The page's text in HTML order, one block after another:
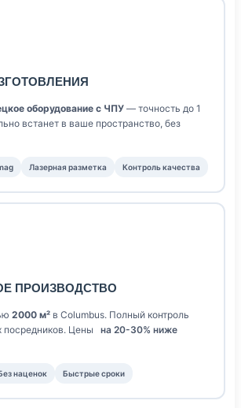
оборудование с ЧПУ — точность до 1
встанет в ваше пространство, без
Лазерная разметка Контроль качества
ПРОИЗВОДСТВО
2000 м² в Columbus. Полный контроль
посредников. Цены
на 20-30% ниже
наценок Быстрые сроки